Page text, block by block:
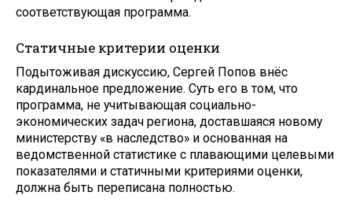
соответствующая программа.
Статичные критерии оценки
Подытоживая дискуссию, Сергей Попов внёс
кардинальное предложение. Суть его в том, что
программа, не учитывающая социально-
экономических задач региона, доставшаяся новому
министерству «в наследство» и основанная на
ведомственной статистике с плавающими целевыми
показателями и статичными критериями оценки,
должна быть переписана полностью.